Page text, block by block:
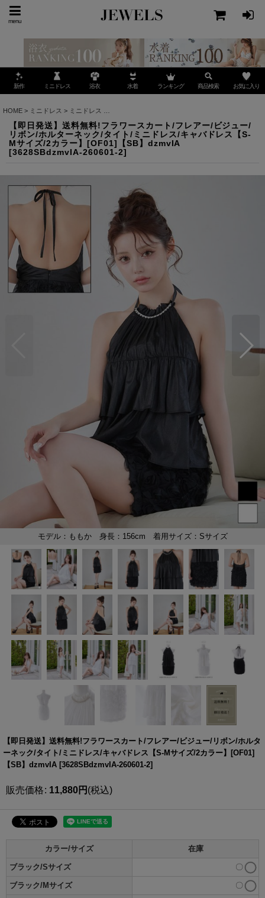
menu
新作 ミニドレス 浴衣 水着 ランキング 商品検索 お気に入り
HOME > ミニドレス > ミニドレス
【即日発送】送料無料!フラワースカート/フレアー/ビジュー/
リボン/ホルターネック/タイト/ミニドレス/キャバドレス【S-
Mサイズ/2カラー】[OF01]【SB】dzmvIA
[3628SBdzmvIA-260601-2]
【即日発送】送料無料!フラワースカート/フレアー/ビジュー/リボン/ホルタ
ーネック/タイト/ミニドレス/キャバドレス【S-Mサイズ/2カラー】[OF01]
【SB】dzmvIA [3628SBdzmvIA-260601-2]
販売価格: 11,880円 (税込)
カラー/サイズ 在庫
ブラック/Sサイズ 〇
ブラック/Mサイズ 〇